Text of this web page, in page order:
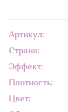
Артикул:
Страна:
Эффект:
Плотность:
Цвет: